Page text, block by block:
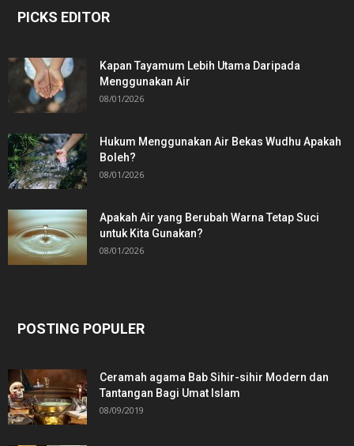
PICKS EDITOR
Kapan Tayamum Lebih Utama Daripada
Menggunakan Air
08/01/2026
Hukum Menggunakan Air Bekas Wudhu Apakah
Boleh?
08/01/2026
Apakah Air yang Berubah Warna Tetap Suci
untuk Kita Gunakan?
08/01/2026
POSTING POPULER
Ceramah agama Bab Sihir-sihir Modern dan
Tantangan Bagi Umat Islam
08/09/2019